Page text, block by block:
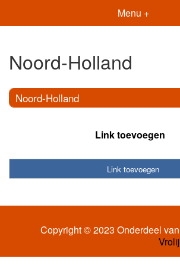
Menu +
Noord-Holland
Noord-Holland
Link toevoegen
Link toevoegen
Copyright © 2023 Onderdeel van